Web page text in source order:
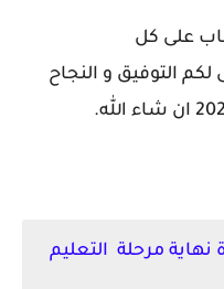
على كل
التوفيق و النجاح
مرحلة التعليم